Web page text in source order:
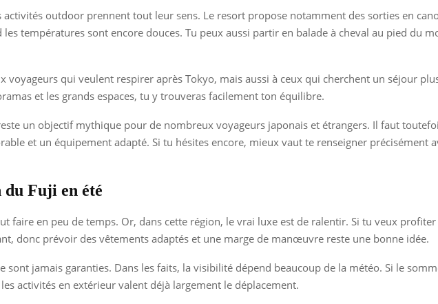
outdoor prennent tout leur sens. Le resort propose notamment des sorties en
températures sont encore douces. Tu peux aussi partir en balade à cheval au pied du
voyageurs qui veulent respirer après Tokyo, mais aussi à ceux qui cherchent un séjour
et les grands espaces, tu y trouveras facilement ton équilibre.
un objectif mythique pour de nombreux voyageurs japonais et étrangers. Il faut
et un équipement adapté. Si tu hésites encore, mieux vaut te renseigner précisément
du Fuji en été
faire en peu de temps. Or, dans cette région, le vrai luxe est de ralentir. Si tu veux
donc prévoir des vêtements adaptés et une marge de manœuvre reste une bonne idée.
jamais garanties. Dans les faits, la visibilité dépend beaucoup de la météo. Si le
activités en extérieur valent déjà largement le déplacement.